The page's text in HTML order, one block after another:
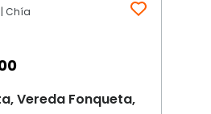
Chía
Vereda Fonqueta,